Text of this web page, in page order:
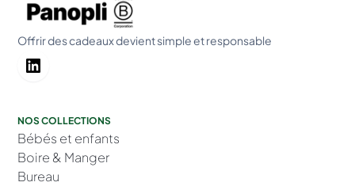
Offrir des cadeaux devient simple et responsable
NOS COLLECTIONS
Bébés et enfants
Boire & Manger
Bureau